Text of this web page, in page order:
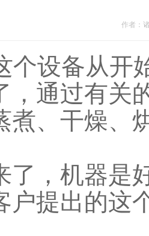
作者：
个设备从开
，通过有关
煮、干燥、
了，机器是
户提出的这